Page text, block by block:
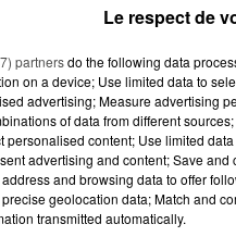
Le respect de
partnersdo the following data
on a device; Use limited data to
advertising; Measure advertising
of data from different
personalised content; Use limited
advertising and content; Save
and browsing data to offer
geolocation data; Match and
transmitted automatically.